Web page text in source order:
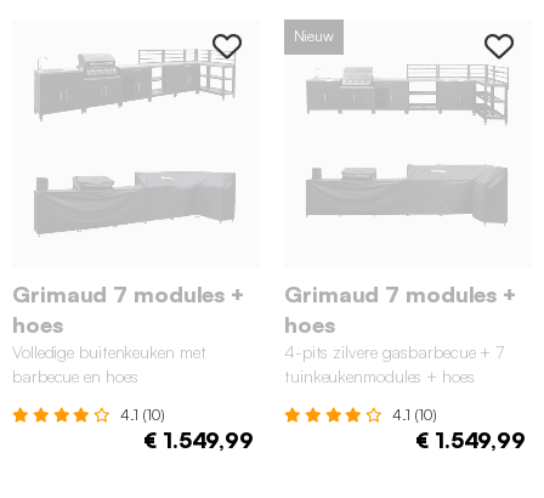
Grimaud 7 modules +
hoes
Volledige buitenkeuken met
barbecue en hoes
4.1 (10)
€ 1.549,99
Nieuw
Grimaud 7 modules +
hoes
4-pits zilvere gasbarbecue + 7
tuinkeukenmodules + hoes
4.1 (10)
€ 1.549,99